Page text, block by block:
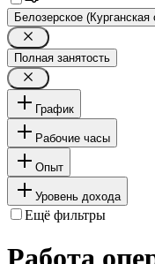
Белозерское (Курганская
Полная занятость
График
Рабочие часы
Опыт
Уровень дохода
Ещё фильтры